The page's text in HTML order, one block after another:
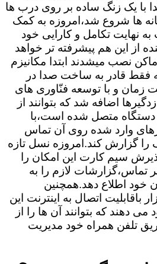
با یک زنگ ساده بر روی درب ها
ها شروع شد،امروزه به کمک
نهایت تکامل و کارایی خود
از این هم پیشرفته تر خواهد
نصب میشدند ابتدا مکانیزم
فقط قادر به ساخت صدا در
زمان و با توسعه فنّاوری های
اضافه شد که بتوانند از
دستگاه متصل شده است،با
وارد شده روی آن تماس
گزارش کند.امروزه نسل تازه
سیم کارت این امکان را
تماس،گزارشات لازم را به
خود اطلاع دهد.همچنین
باقابلیت اتصال به اینترنت این
دهند که بتوانند آن ها را از
تلفن همراه خود مدیریت